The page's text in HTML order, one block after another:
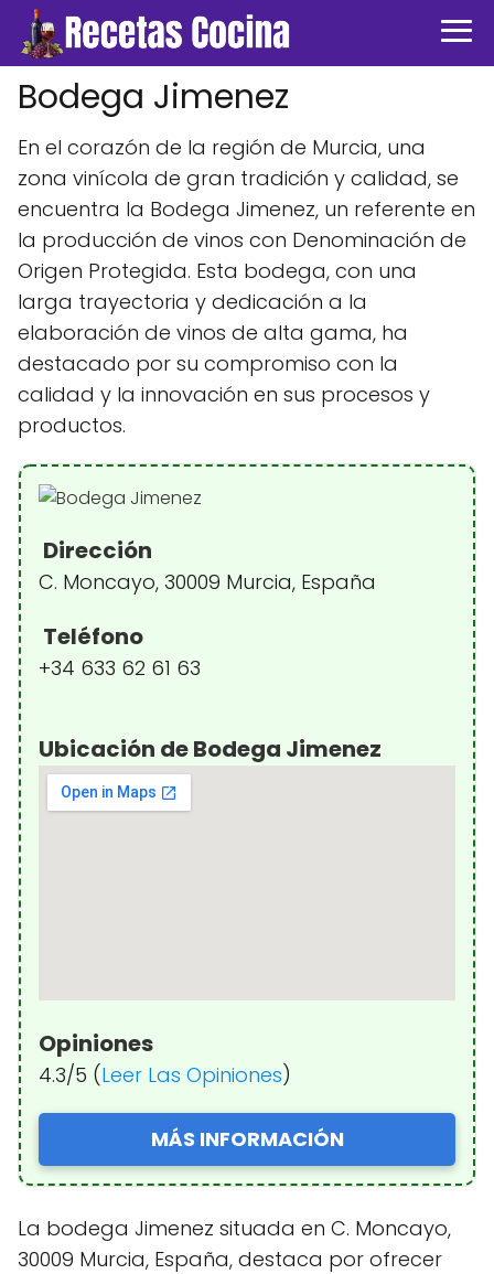
Bodega Jimenez
En el corazón de la región de Murcia, una
zona vinícola de gran tradición y calidad, se
encuentra la Bodega Jimenez, un referente en
la producción de vinos con Denominación de
Origen Protegida. Esta bodega, con una
larga trayectoria y dedicación a la
elaboración de vinos de alta gama, ha
destacado por su compromiso con la
calidad y la innovación en sus procesos y
productos.
Dirección
C. Moncayo, 30009 Murcia, España
Teléfono
+34 633 62 61 63
Ubicación de Bodega Jimenez
Opiniones
4.3/5 (Leer Las Opiniones)
MÁS INFORMACIÓN
La bodega Jimenez situada en C. Moncayo,
30009 Murcia, España, destaca por ofrecer